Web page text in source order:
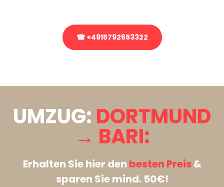
☎ +4915792653322
UMZUG: DORTMUND
→ BARI:
Erhalten Sie hier den besten Preis&
sparen Sie mind. 50€!